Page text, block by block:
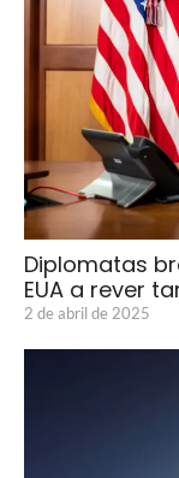
Diplomatas
EUA a rever
2 de abril de 2025